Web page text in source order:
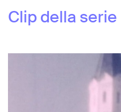
Clip della serie